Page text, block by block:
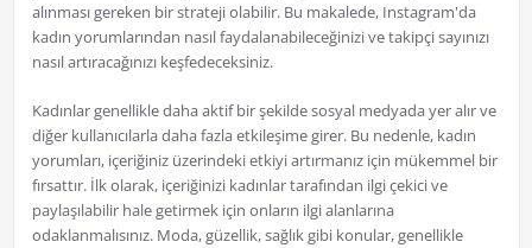
alınması gereken bir strateji olabilir. Bu makalede, Instagram'da
kadın yorumlarından nasıl faydalanabileceğinizi ve takipçi sayınızı
nasıl artıracağınızı keşfedeceksiniz.
Kadınlar genellikle daha aktif bir şekilde sosyal medyada yer alır ve
diğer kullanıcılarla daha fazla etkileşime girer. Bu nedenle, kadın
yorumları, içeriğiniz üzerindeki etkiyi artırmanız için mükemmel bir
fırsattır. İlk olarak, içeriğinizi kadınlar tarafından ilgi çekici ve
paylaşılabilir hale getirmek için onların ilgi alanlarına
odaklanmalısınız. Moda, güzellik, sağlık gibi konular, genellikle